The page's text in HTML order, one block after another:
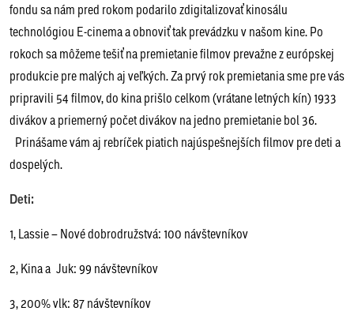
fondu sa nám pred rokom podarilo zdigitalizovať kinosálu
technológiou E-cinema a obnoviť tak prevádzku v našom kine. Po
rokoch sa môžeme tešiť na premietanie filmov prevažne z európskej
produkcie pre malých aj veľkých. Za prvý rok premietania sme pre vás
pripravili 54 filmov, do kina prišlo celkom (vrátane letných kín) 1933
divákov a priemerný počet divákov na jedno premietanie bol 36.
Prinášame vám aj rebríček piatich najúspešnejších filmov pre deti a
dospelých.
Deti:
1, Lassie – Nové dobrodružstvá: 100 návštevníkov
2, Kina a Juk: 99 návštevníkov
3, 200% vlk: 87 návštevníkov